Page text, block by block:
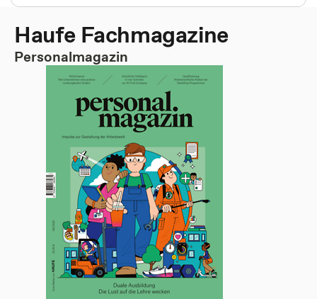
Haufe Fachmagazine
Personalmagazin